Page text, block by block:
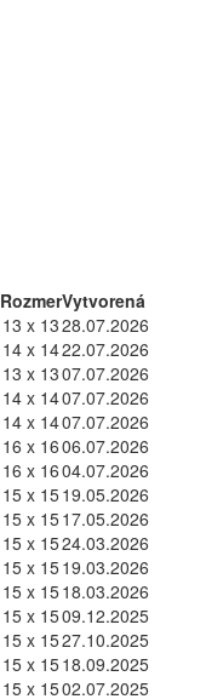
RozmerVytvorená
13 x 1328.07.2026
14 x 1422.07.2026
13 x 1307.07.2026
14 x 1407.07.2026
14 x 1407.07.2026
16 x 1606.07.2026
16 x 1604.07.2026
15 x 1519.05.2026
15 x 1517.05.2026
15 x 1524.03.2026
15 x 1519.03.2026
15 x 1518.03.2026
15 x 1509.12.2025
15 x 1527.10.2025
15 x 1518.09.2025
15 x 1502.07.2025